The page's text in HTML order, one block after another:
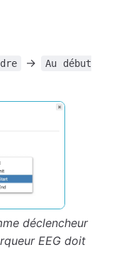
→
Au début
déclencheur
EEG doit